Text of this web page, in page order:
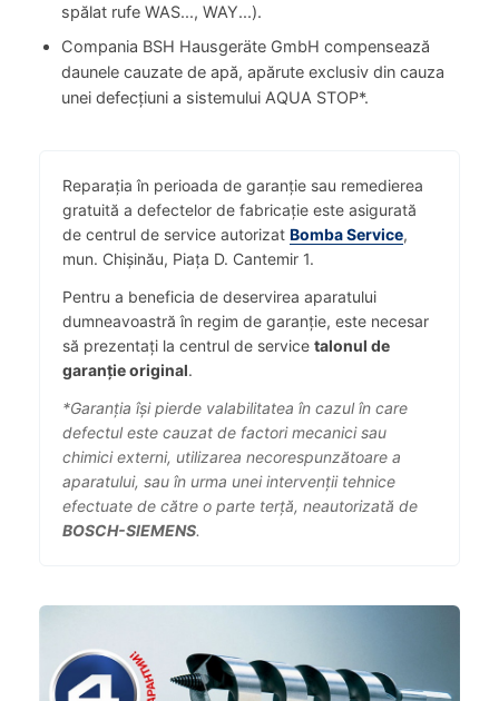
spălat rufe WAS..., WAY...).
Compania BSH Hausgeräte GmbH compensează
daunele cauzate de apă, apărute exclusiv din cauza
unei defecțiuni a sistemului AQUA STOP*.
Reparația în perioada de garanție sau remedierea
gratuită a defectelor de fabricație este asigurată
de centrul de service autorizat Bomba Service,
mun. Chișinău, Piața D. Cantemir 1.
Pentru a beneficia de deservirea aparatului
dumneavoastră în regim de garanție, este necesar
să prezentați la centrul de service talonul de
garanție original.
*Garanția își pierde valabilitatea în cazul în care
defectul este cauzat de factori mecanici sau
chimici externi, utilizarea necorespunzătoare a
aparatului, sau în urma unei intervenții tehnice
efectuate de către o parte terță, neautorizată de
BOSCH-SIEMENS.